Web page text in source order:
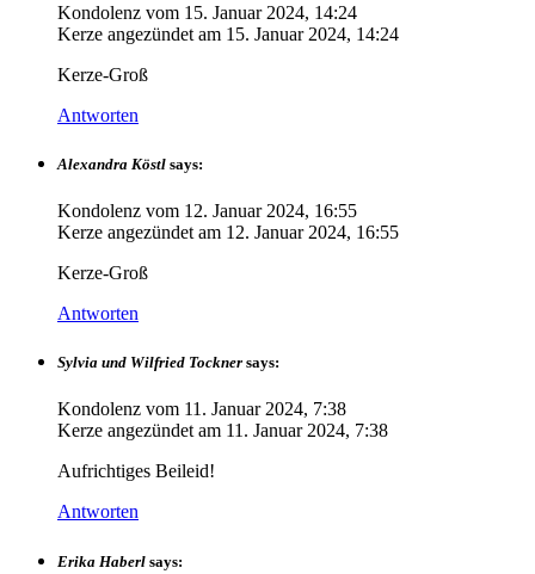
Kondolenz vom 15. Januar 2024, 14:24
Kerze angezündet am 15. Januar 2024, 14:24
Kerze-Groß
Antworten
Alexandra Köstl says:
Kondolenz vom 12. Januar 2024, 16:55
Kerze angezündet am 12. Januar 2024, 16:55
Kerze-Groß
Antworten
Sylvia und Wilfried Tockner says:
Kondolenz vom 11. Januar 2024, 7:38
Kerze angezündet am 11. Januar 2024, 7:38
Aufrichtiges Beileid!
Antworten
Erika Haberl says: